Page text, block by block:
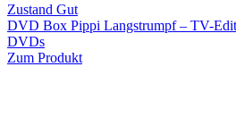
Zustand Gut
DVD Box Pippi Langstrumpf – TV-
DVDs
Zum Produkt